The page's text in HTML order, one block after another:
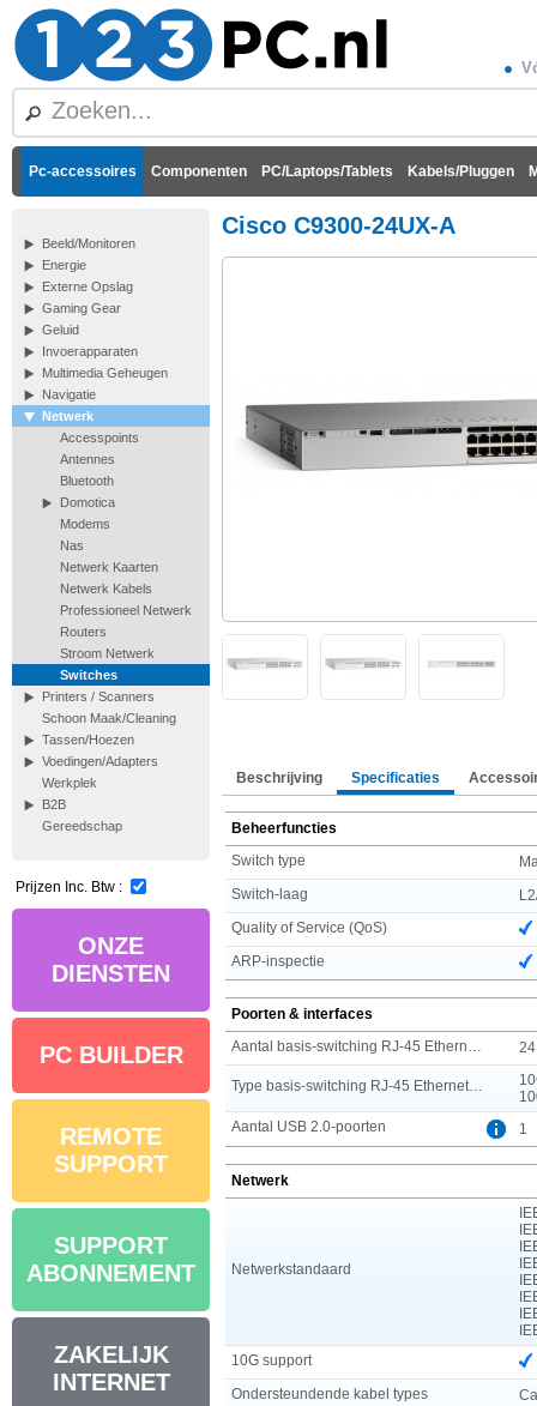
Pc-accessoires Componenten PC/Laptops/Tablets Kabels/Pluggen
Beeld/Monitoren
Energie
Externe Opslag
Gaming Gear
Geluid
Invoerapparaten
Multimedia Geheugen
Navigatie
Netwerk
Accesspoints
Antennes
Bluetooth
Domotica
Modems
Nas
Netwerk Kaarten
Netwerk Kabels
Professioneel Netwerk
Routers
Stroom Netwerk
Switches
Printers / Scanners
Schoon Maak/Cleaning
Tassen/Hoezen
Voedingen/Adapters
Werkplek
B2B
Gereedschap
Prijzen Inc. Btw :
ONZE
DIENSTEN
PC BUILDER
REMOTE
SUPPORT
SUPPORT
ABONNEMENT
ZAKELIJK
INTERNET
Cisco C9300-24UX-A
Beschrijving Specificaties
Beheerfuncties
Switch type
Switch-laag
Quality of Service (QoS)
ARP-inspectie
Poorten & interfaces
24
Aantal USB 2.0-poorten
1
Netwerk
Netwerkstandaard
10G support
Ondersteundende kabel types